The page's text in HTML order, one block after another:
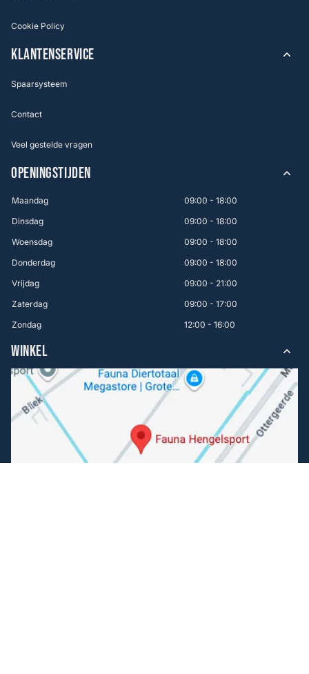
Cookie Policy
KLANTENSERVICE
Spaarsysteem
Contact
Veel gestelde vragen
OPENINGSTIJDEN
Maandag
09:00 - 18:00
Dinsdag
09:00 - 18:00
Woensdag
09:00 - 18:00
Donderdag
09:00 - 18:00
Vrijdag
09:00 - 21:00
Zaterdag
09:00 - 17:00
Zondag
12:00 - 16:00
WINKEL